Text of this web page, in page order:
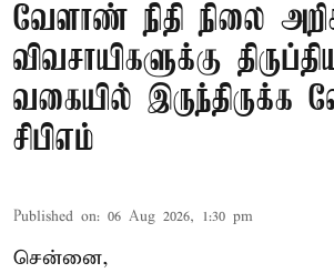
வேளாண் நிதி நிலை
விவசாயிகளுக்கு
வகையில் இருந்திருக்க
சிபிஎம்
Published on: 06 Aug 2026, 1:30 pm
சென்னை,